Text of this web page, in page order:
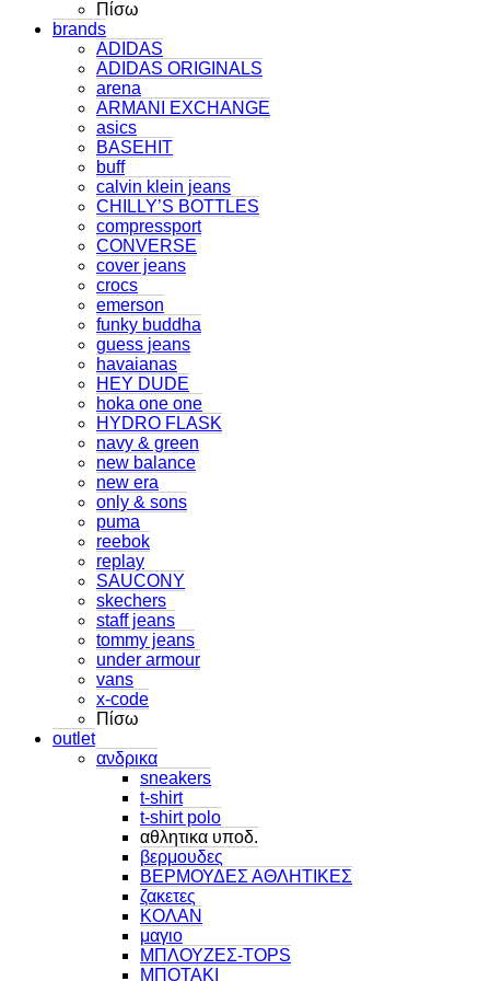
Πίσω
brands
ADIDAS
ADIDAS ORIGINALS
arena
ARMANI EXCHANGE
asics
BASEHIT
buff
calvin klein jeans
CHILLY’S BOTTLES
compressport
CONVERSE
cover jeans
crocs
emerson
funky buddha
guess jeans
havaianas
HEY DUDE
hoka one one
HYDRO FLASK
navy & green
new balance
new era
only & sons
puma
reebok
replay
SAUCONY
skechers
staff jeans
tommy jeans
under armour
vans
x-code
Πίσω
outlet
ανδρικα
sneakers
t-shirt
t-shirt polo
αθλητικα υποδ.
βερμουδες
ΒΕΡΜΟΥΔΕΣ ΑΘΛΗΤΙΚΕΣ
ζακετες
ΚΟΛΑΝ
μαγιο
ΜΠΛΟΥΖΕΣ-TOPS
ΜΠΟΤΑΚΙ